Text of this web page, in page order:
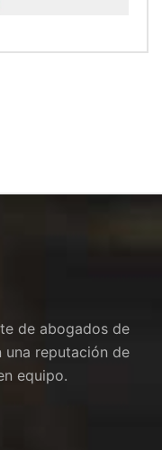
de abogados de
reputación de
equipo.